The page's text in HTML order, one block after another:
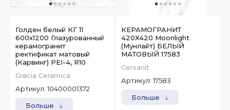
Голден белый КГ 11
600х1200 Глазурованный
керамогранит
ректификат матовый
(Карвинг) PEI-4, R10
Gracia Ceramica
Артикул:10400001372
Больше
КЕРАМОГРАНИТ
420X420 Moonlight
(Мунлайт) БЕЛЫЙ
МАТОВЫЙ 17583
Cersanit
Артикул:17583
Больше